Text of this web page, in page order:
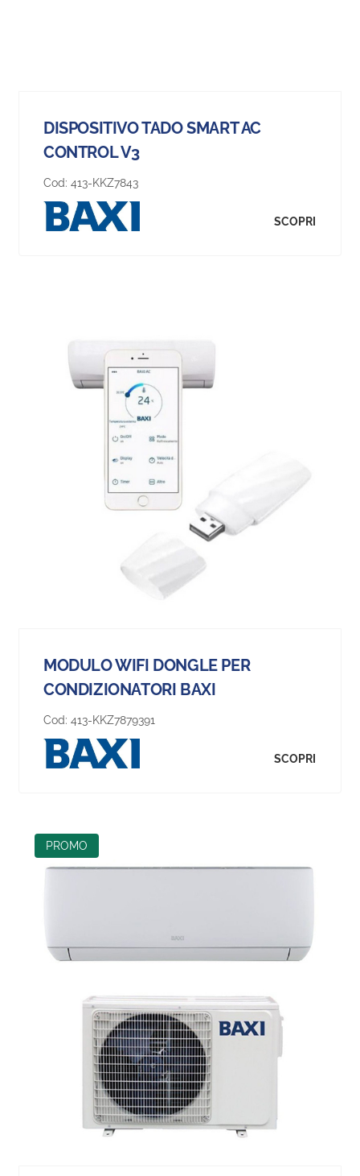
DISPOSITIVO TADO SMART AC
CONTROL V3
Cod: 413-KKZ7843
SCOPRI
MODULO WIFI DONGLE PER
CONDIZIONATORI BAXI
Cod: 413-KKZ7879391
SCOPRI
PROMO